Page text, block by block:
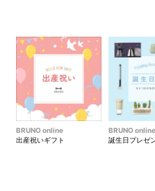
BRUNO online
出産祝いギフト
BRUNO online
誕生日プレゼ